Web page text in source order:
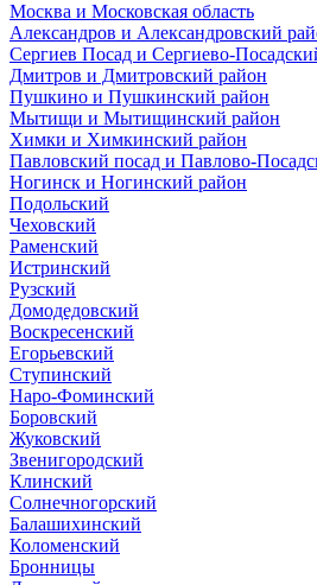
Москва и Московская область
Александров и Александровский
Сергиев Посад и Сергиево-
Дмитров и Дмитровский район
Пушкино и Пушкинский район
Мытищи и Мытищинский район
Химки и Химкинский район
Павловский посад и Павлово-
Ногинск и Ногинский район
Подольский
Чеховский
Раменский
Истринский
Рузский
Домодедовский
Воскресенский
Егорьевский
Ступинский
Наро-Фоминский
Боровский
Жуковский
Звенигородский
Клинский
Солнечногорский
Балашихинский
Коломенский
Бронницы